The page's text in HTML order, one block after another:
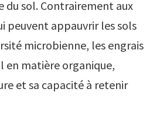
du sol. Contrairement aux
peuvent appauvrir les sols
microbienne, les engrais
en matière organique,
et sa capacité à retenir